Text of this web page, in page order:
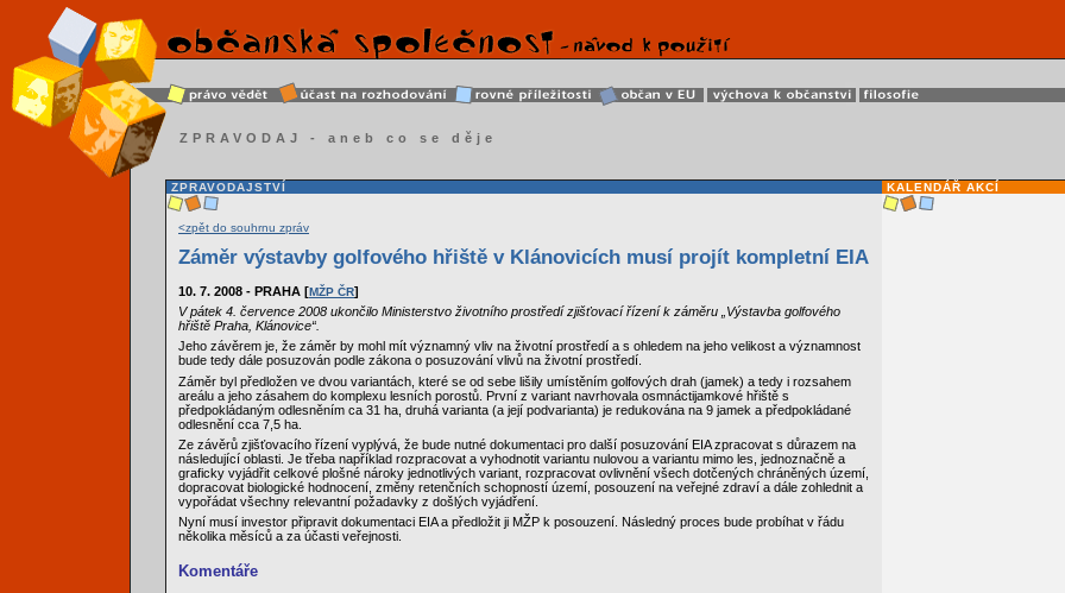
ZPRAVODAJ - aneb co se děje
ZPRAVODAJSTVÍ
<zpět do souhrnu zpráv
Záměr výstavby golfového hřiště v Klánovicích musí projít kompletní EIA
10. 7. 2008 - PRAHA [MŽP ČR]
V pátek 4. července 2008 ukončilo Ministerstvo životního prostředí zjišťovací řízení k záměru „Výstavba golfového
hřiště Praha, Klánovice“.
Jeho závěrem je, že záměr by mohl mít významný vliv na životní prostředí a s ohledem na jeho velikost a významnost
bude tedy dále posuzován podle zákona o posuzování vlivů na životní prostředí.
Záměr byl předložen ve dvou variantách, které se od sebe lišily umístěním golfových drah (jamek) a tedy i rozsahem
areálu a jeho zásahem do komplexu lesních porostů. První z variant navrhovala osmnáctijamkové hřiště s
předpokládaným odlesněním ca 31 ha, druhá varianta (a její podvarianta) je redukována na 9 jamek a předpokládané
odlesnění cca 7,5 ha.
Ze závěrů zjišťovacího řízení vyplývá, že bude nutné dokumentaci pro další posuzování EIA zpracovat s důrazem na
následující oblasti. Je třeba například rozpracovat a vyhodnotit variantu nulovou a variantu mimo les, jednoznačně a
graficky vyjádřit celkové plošné nároky jednotlivých variant, rozpracovat ovlivnění všech dotčených chráněných území,
dopracovat biologické hodnocení, změny retenčních schopností území, posouzení na veřejné zdraví a dále zohlednit a
vypořádat všechny relevantní požadavky z došlých vyjádření.
Nyní musí investor připravit dokumentaci EIA a předložit ji MŽP k posouzení. Následný proces bude probíhat v řádu
několika měsíců a za účasti veřejnosti.
Komentáře
KALENDÁŘ AKCÍ